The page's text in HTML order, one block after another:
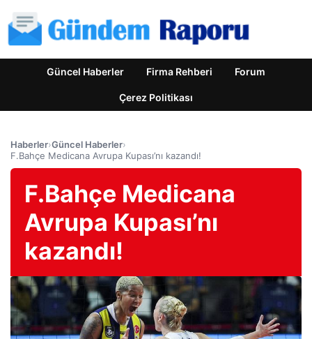
Güncel Haberler Firma Rehberi Forum
Çerez Politikası
Haberler›Güncel Haberler›
F.Bahçe Medicana Avrupa Kupası’nı kazandı!
F.Bahçe Medicana
Avrupa Kupası’nı
kazandı!